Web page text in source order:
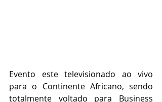
Evento este televisionado ao vivo
para o Continente Africano, sendo
totalmente voltado para Business